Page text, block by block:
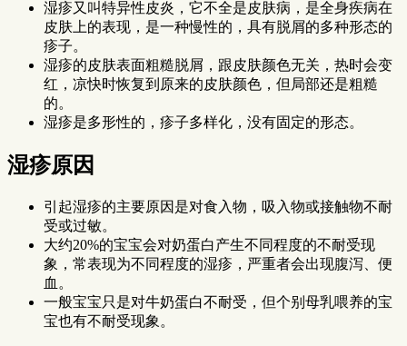
湿疹又叫特异性皮炎，它不全是皮肤病，是全身疾病在
皮肤上的表现，是一种慢性的，具有脱屑的多种形态的
疹子。
湿疹的皮肤表面粗糙脱屑，跟皮肤颜色无关，热时会变
红，凉快时恢复到原来的皮肤颜色，但局部还是粗糙
的。
湿疹是多形性的，疹子多样化，没有固定的形态。
湿疹原因
引起湿疹的主要原因是对食入物，吸入物或接触物不耐
受或过敏。
大约20%的宝宝会对奶蛋白产生不同程度的不耐受现
象，常表现为不同程度的湿疹，严重者会出现腹泻、便
血。
一般宝宝只是对牛奶蛋白不耐受，但个别母乳喂养的宝
宝也有不耐受现象。